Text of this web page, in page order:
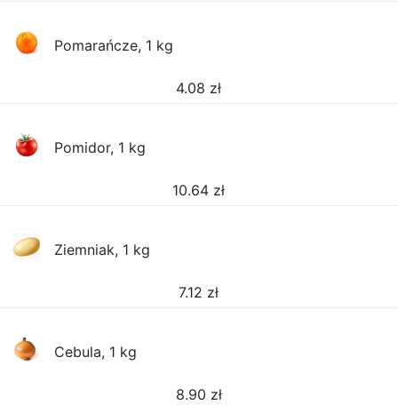
Pomarańcze, 1 kg
4.08 zł
Pomidor, 1 kg
10.64 zł
Ziemniak, 1 kg
7.12 zł
Cebula, 1 kg
8.90 zł